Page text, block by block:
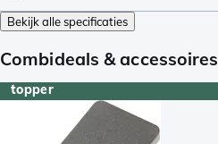
Bekijk alle specificaties
Combideals & accessoires
topper